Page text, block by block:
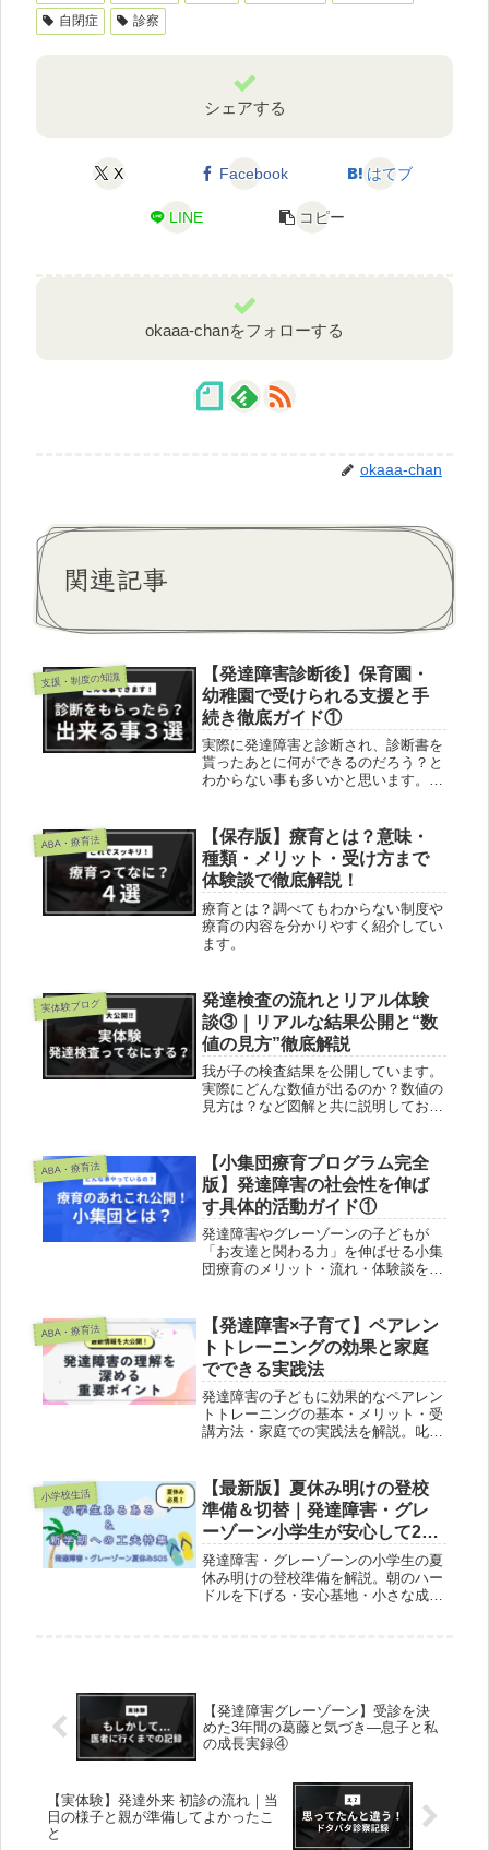
自閉症
診察
シェアする
X Facebook はてブ
LINE コピー
okaaa-chanをフォローする
okaaa-chan
関連記事
支援・制度の知識
【発達障害診断後】保育園・
幼稚園で受けられる支援と手
続き徹底ガイド①
実際に発達障害と診断され、診断書を
貰ったあとに何ができるのだろう？と
わからない事も多いかと思います。今
ABA・療育法
【保存版】療育とは？意味・
種類・メリット・受け方まで
体験談で徹底解説！
療育とは？調べてもわからない制度や
療育の内容を分かりやすく紹介してい
ます。
実体験ブログ
発達検査の流れとリアル体験
談③｜リアルな結果公開と“数
値の見方”徹底解説
我が子の検査結果を公開しています。
実際にどんな数値が出るのか？数値の
見方は？など図解と共に説明しており
たらと思います。
ABA・療育法
【小集団療育プログラム完全
版】発達障害の社会性を伸ば
す具体的活動ガイド①
発達障害やグレーゾーンの子どもが
「お友達と関わる力」を伸ばせる小集
団療育のメリット・流れ・体験談をや
ド。
ABA・療育法
【発達障害×子育て】ペアレン
トトレーニングの効果と家庭
でできる実践法
発達障害の子どもに効果的なペアレン
トトレーニングの基本・メリット・受
講方法・家庭での実践法を解説。叱ら
小学校生活
【最新版】夏休み明けの登校
準備＆切替｜発達障害・グレ
ーゾーン小学生が安心して2学
期を迎える3ステップ
発達障害・グレーゾーンの小学生の夏
休み明けの登校準備を解説。朝のハー
ドルを下げる・安心基地・小さな成功
【発達障害グレーゾーン】受診を決
めた3年間の葛藤と気づき―息子と私
の成長実録④
【実体験】発達外来 初診の流れ｜当
日の様子と親が準備してよかったこ
と